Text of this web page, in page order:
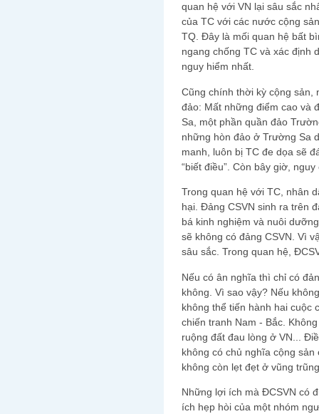
quan hệ với VN lại sâu sắc
của TC với các nước cộng
TQ. Đây là mối quan hệ bất
ngang chống TC và xác định
nguy hiểm nhất.
Cũng chính thời kỳ cộng sản,
đảo: Mất những điểm cao và
Sa, một phần quần đảo
những hòn đảo ở Trường Sa
manh, luôn bị TC đe dọa sẽ
“biết điều”. Còn bây giờ,
Trong quan hệ với TC, nhân
hại. Đảng CSVN sinh ra trên
bá kinh nghiệm và nuôi
sẽ không có đảng CSVN. Vì
sâu sắc. Trong quan hệ,
Nếu có ân nghĩa thì chỉ có
không. Vì sao vậy? Nếu
không thể tiến hành hai cuộc
chiến tranh Nam - Bắc.
ruộng đất đau lòng ở VN...
không có chủ nghĩa cộng
không còn lẹt đẹt ở vũng
Những lợi ích mà ĐCSVN có
ích hẹp hòi của một nhóm